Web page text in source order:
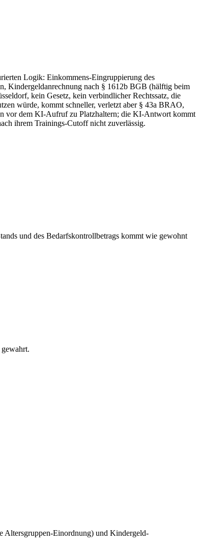
Logik: Einkommens-Eingruppierung des
Kindergeldanrechnung nach § 1612b BGB (hälftig beim
kein Gesetz, kein verbindlicher Rechtssatz, die
würde, kommt schneller, verletzt aber § 43a BRAO,
vor dem KI-Aufruf zu Platzhaltern; die KI-Antwort kommt
ihrem Trainings-Cutoff nicht zuverlässig.
und des Bedarfskontrollbetrags kommt wie gewohnt
Altersgruppen-Einordnung) und Kindergeld-